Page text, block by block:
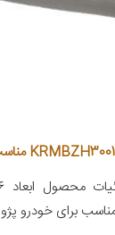
خودرو پژو ۴۰۵ پژو پارس